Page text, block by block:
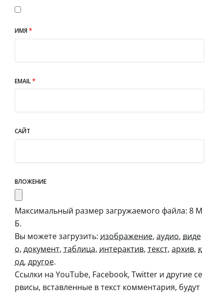
ИМЯ*
EMAIL*
САЙТ
ВЛОЖЕНИЕ
Максимальный размер загружаемого файла: 8 М
Б.
Вы можете загрузить: изображение, аудио, виде
о, документ, таблица, интерактив, текст, архив, к
од, другое.
Ссылки на YouTube, Facebook, Twitter и другие се
рвисы, вставленные в текст комментария, будут